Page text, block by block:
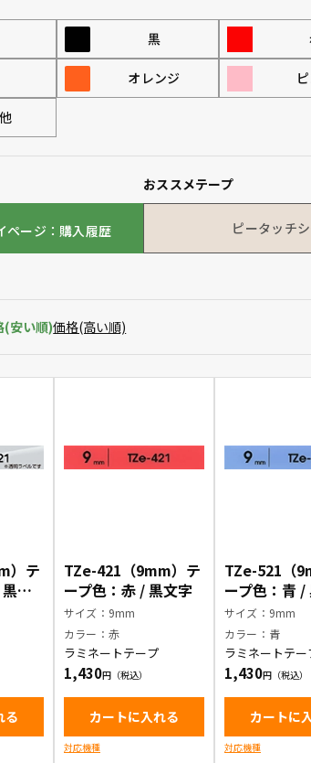
黒
オレンジ
ページ：購入履歴
おススメテープ
ピータッチ
(安い順)価格(高い順)
）テ
文
る
TZe-421（9mm）テ
ープ色：赤 / 黒文字
サイズ：9mm
カラー：赤
ラミネートテープ
1,430
カートに入れる
対応機種
TZe-521（
ープ色：青 /
サイズ：9mm
カラー：青
ラミネートテー
1,430
カートに
対応機種